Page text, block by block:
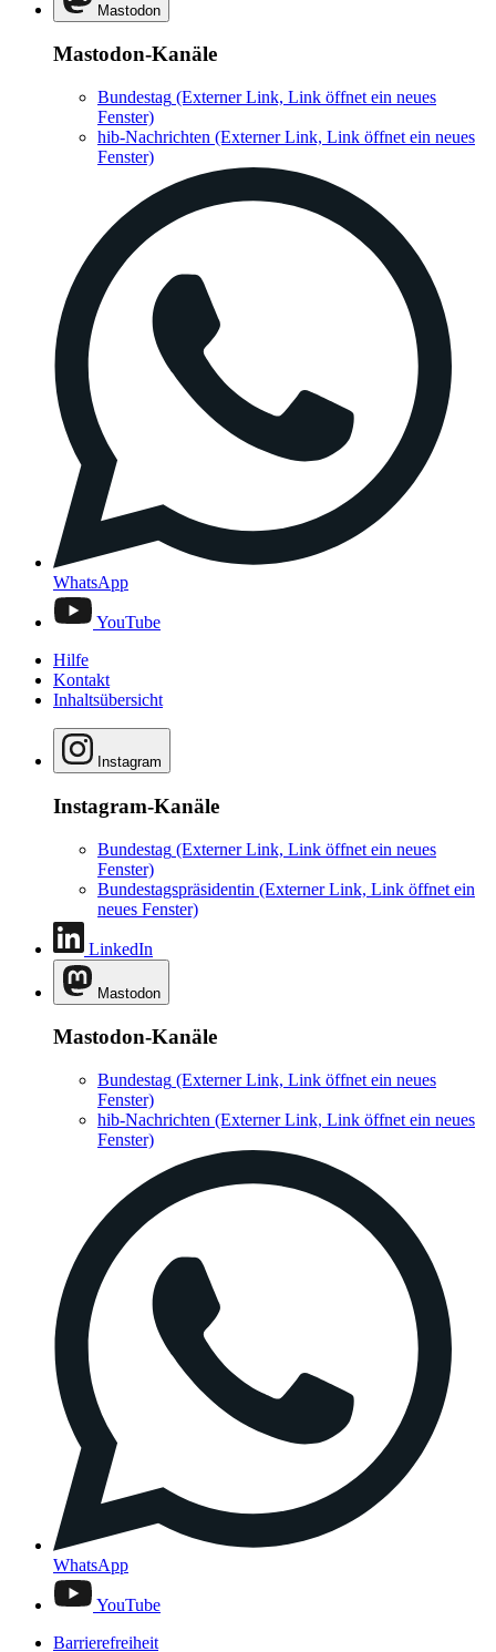
Mastodon
Mastodon-Kanäle
Bundestag (Externer Link, Link öffnet ein neues
Fenster)
hib-Nachrichten (Externer Link, Link öffnet ein neues
Fenster)
WhatsApp
YouTube
Hilfe
Kontakt
Inhaltsübersicht
Instagram
Instagram-Kanäle
Bundestag (Externer Link, Link öffnet ein neues
Fenster)
Bundestagspräsidentin (Externer Link, Link öffnet ein
neues Fenster)
LinkedIn
Mastodon
Mastodon-Kanäle
Bundestag (Externer Link, Link öffnet ein neues
Fenster)
hib-Nachrichten (Externer Link, Link öffnet ein neues
Fenster)
WhatsApp
YouTube
Barrierefreiheit